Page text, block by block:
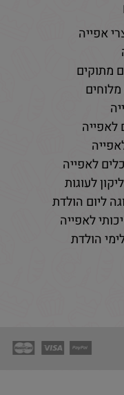
אפייה
מתוקים
לאפייה
לאפייה
לעוגות
ליום הולדת
לאפייה
הולדת